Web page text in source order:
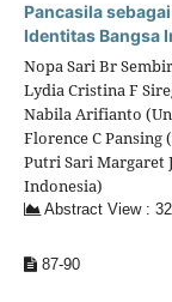
Pancasila
Identitas Bangsa
Nopa Sari Br
Lydia Cristina F
Nabila Arifianto
Florence C
Putri Sari Margaret
Indonesia)
Abstract View : 32
87-90